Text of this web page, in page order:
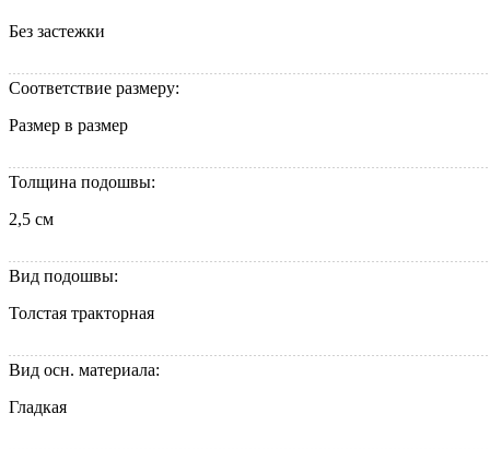
Без застежки
Соответствие размеру:
Размер в размер
Толщина подошвы:
2,5 см
Вид подошвы:
Толстая тракторная
Вид осн. материала:
Гладкая